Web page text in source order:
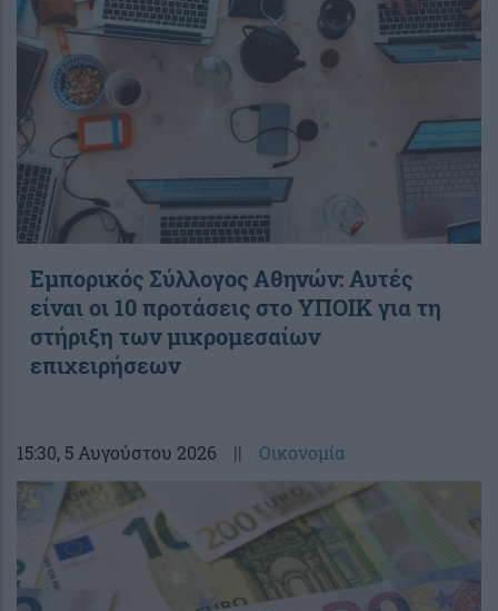
Εμπορικός Σύλλογος Αθηνών: Αυτές
είναι οι 10 προτάσεις στο ΥΠΟΙΚ για τη
στήριξη των μικρομεσαίων
επιχειρήσεων
15:30, 5 Αυγούστου 2026 || Οικονομία